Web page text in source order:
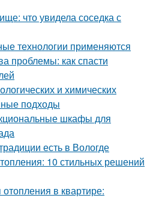
что увидела соседка с
технологии применяются
проблемы: как спасти
и химических
подходы
шкафы для
есть в Вологде
10 стильных решений
отопления в квартире: